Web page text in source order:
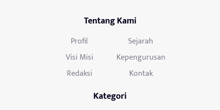
Tentang Kami
Profil
Sejarah
Visi Misi
Kepengurusan
Redaksi
Kontak
Kategori